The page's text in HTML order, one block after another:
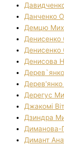
Данченко
Демцю
Денисенко
Денисенко
Денисова
Дерев'янко
Дерегус
Джакомі
Дзиндра
Диманова-
Димант